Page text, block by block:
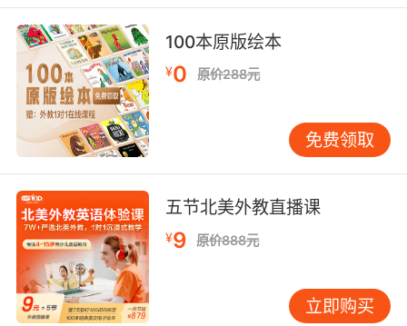
6）现在进行时：表示现在正在进行的动作，或现
阶段正在进行的动作。现在进行时由“am / is /
are + 现在分词”构成。常见时间状语标志：now,
at this time, at this moment, at present等。
7）过去进行时：表示过去某时刻正在进行的动
作，或过去某一阶段一直在进行的动作，过去进
行时由“was / were + 现在分词”构成。常见时间
状语标志：(just) then, at that time, yesterday
afternoon, the whole morning, all day
yesterday, from 9 to 10 last evening / night,
those days等。
100本原版绘本
¥0 原价288元
免费领取
五节北美外教直播课
¥9 原价888元
立即购买